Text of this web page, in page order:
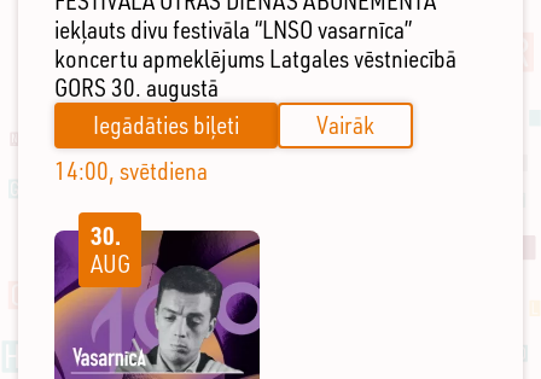
iekļauts divu festivāla “LNSO vasarnīca”
koncertu apmeklējums Latgales vēstniecībā
GORS 30. augustā
Iegādāties biļeti
Vairāk
14:00, svētdiena
30.
AUG